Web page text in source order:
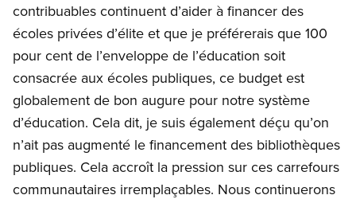
contribuables continuent d’aider à financer des
écoles privées d’élite et que je préférerais que 100
pour cent de l’enveloppe de l’éducation soit
consacrée aux écoles publiques, ce budget est
globalement de bon augure pour notre système
d’éducation. Cela dit, je suis également déçu qu’on
n’ait pas augmenté le financement des bibliothèques
publiques. Cela accroît la pression sur ces carrefours
communautaires irremplaçables. Nous continuerons